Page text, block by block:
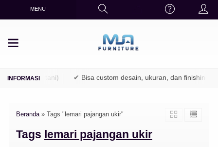
MENU
/ Perhutani) ✔ Bisa custom desain, ukuran, dan finishing
Beranda» Tags "lemari pajangan ukir"
Tags lemari pajangan ukir